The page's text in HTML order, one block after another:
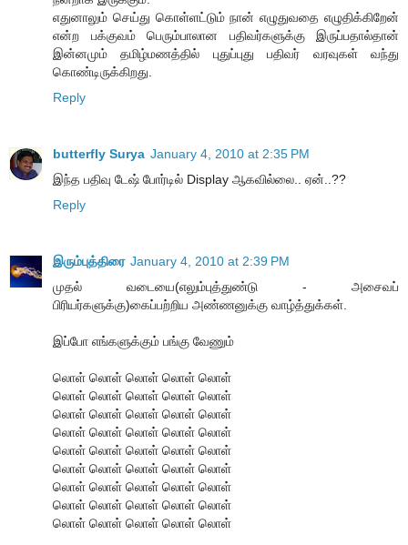
எதுனாலும் செய்து கொள்ளட்டும் நான் எழுதுவதை எழுதிக்கிறேன்
என்ற பக்குவம் பெரும்பாலான பதிவர்களுக்கு இருப்பதால்தான்
இன்னமும் தமிழ்மணத்தில் புதுப்புது பதிவர் வரவுகள் வந்து
கொண்டிருக்கிறது.
Reply
butterfly Surya January 4, 2010 at 2:35 PM
இந்த பதிவு டேஷ் போர்டில் Display ஆகவில்லை.. ஏன்..??
Reply
இரும்புத்திரை January 4, 2010 at 2:39 PM
முதல் வடையை(எலும்புத்துண்டு - அசைவப்
பிரியர்களுக்கு)கைப்பற்றிய அண்ணனுக்கு வாழ்த்துக்கள்.
இப்போ எங்களுக்கும் பங்கு வேணும்
லொள் லொள் லொள் லொள் லொள்
லொள் லொள் லொள் லொள் லொள்
லொள் லொள் லொள் லொள் லொள்
லொள் லொள் லொள் லொள் லொள்
லொள் லொள் லொள் லொள் லொள்
லொள் லொள் லொள் லொள் லொள்
லொள் லொள் லொள் லொள் லொள்
லொள் லொள் லொள் லொள் லொள்
லொள் லொள் லொள் லொள் லொள்